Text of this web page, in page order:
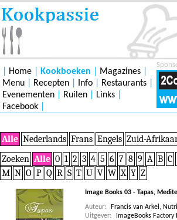
Home Kookboeken Magazines
Menu
Recepten Info Restaurants
Evenementen
Ruilen Links
Facebook
Alle Nederlands Frans Engels Zuid-
Zoeken Alle 0 1 2 3 4 5 6 7 8 9 A B C
M N O P Q R S T U V W X Y Z
Image Books 03 - Tapas,
Auteur: Francis van Arkel ,
Uitgever:
ImageBooks Factory